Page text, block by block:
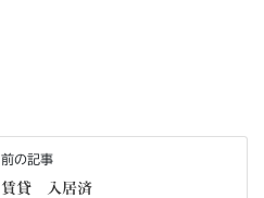
前の記事
賃貸 入居済